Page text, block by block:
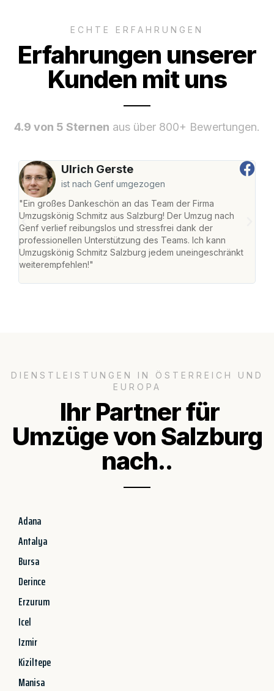
ECHTE ERFAHRUNGEN
Erfahrungen unserer
Kunden mit uns
4.9 von 5 Sternen aus über 800+ Bewertungen.
Ulrich Gerste
ist nach Genf umgezogen
"Ein großes Dankeschön an das Team der Firma
Umzugskönig Schmitz aus Salzburg! Der Umzug nach
Genf verlief reibungslos und stressfrei dank der
professionellen Unterstützung des Teams. Ich kann
Umzugskönig Schmitz Salzburg jedem uneingeschränkt
weiterempfehlen!"
DIENSTLEISTUNGEN IN ÖSTERREICH UND
EUROPA
Ihr Partner für
Umzüge von Salzburg
nach..
Adana
Antalya
Bursa
Derince
Erzurum
Icel
Izmir
Kiziltepe
Manisa